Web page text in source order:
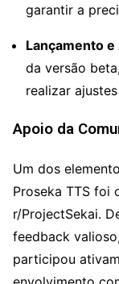
garantir a
Lançamento
da versão
realizar
Apoio da
Um dos
Proseka TTS foi
r/ProjectSekai.
feedback
participou